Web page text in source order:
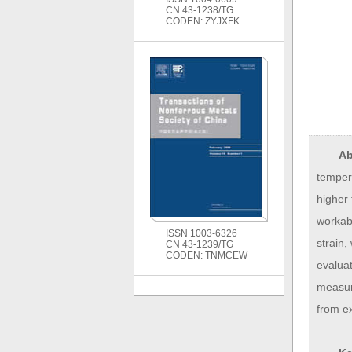
higher
strain,
from
CN 43-1238/TG
CODEN: ZYJXFK
ISSN 1003-6326
CN 43-1239/TG
CODEN: TNMCEW